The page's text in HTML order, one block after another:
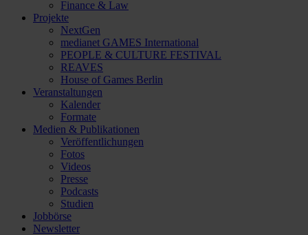
Finance & Law
Projekte
NextGen
medianet GAMES International
PEOPLE & CULTURE FESTIVAL
REAVES
House of Games Berlin
Veranstaltungen
Kalender
Formate
Medien & Publikationen
Veröffentlichungen
Fotos
Videos
Presse
Podcasts
Studien
Jobbörse
Newsletter